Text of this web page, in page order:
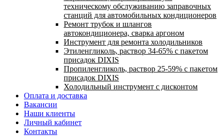
техническому обслуживанию заправочных
станций для автомобильных кондиционеров
Ремонт трубок и шлангов
автокондиционера, сварка аргоном
Инструмент для ремонта холодильников
Этиленгликоль, раствор 34-65% с пакетом
присадок DIXIS
Пропиленгликоль, раствор 25-59% с пакетом
присадок DIXIS
Холодильный инструмент с дисконтом
Оплата и доставка
Вакансии
Наши клиенты
Личный кабинет
Контакты